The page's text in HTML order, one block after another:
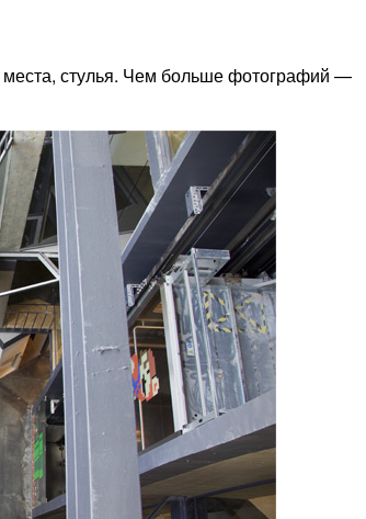
стулья. Чем больше фотографий —